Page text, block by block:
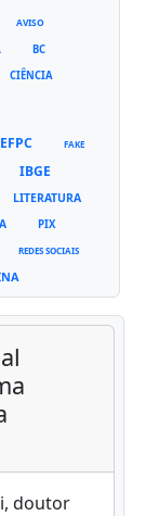
AVISO
BC
CIÊNCIA
EFPC FAKE
IBGE
LITERATURA
PIX
REDES SOCIAIS
doutor